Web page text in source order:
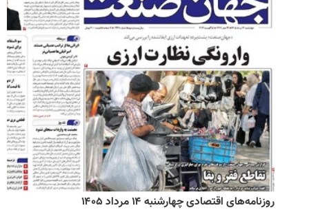
روزنامه‌های اقتصادی چهارشنبه ۱۴ مرداد ۱۴۰۵